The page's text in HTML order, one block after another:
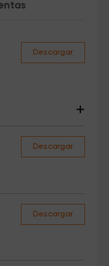
Descargar
+
Descargar
Descargar